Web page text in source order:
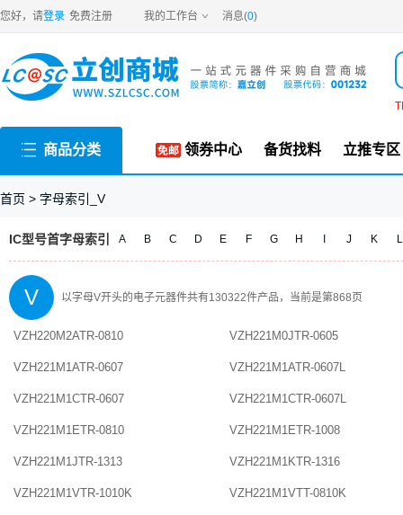
字母V 开头的电子元器件
您好，请登录 免费注册 我的工作台 消息(0)
TI
商品分类 领券中心 备货找料 立推专区
首页 > 字母索引_V
IC型号首字母索引 A B C D E F G H J K L
V 以字母V开头的电子元器件共有130322件产品，当前是第868 页
VZH220M2ATR-0810 VZH221M0JTR-0605
VZH221M1ATR-0607 VZH221M1ATR-0607L
VZH221M1CTR-0607 VZH221M1CTR-0607L
VZH221M1ETR-0810 VZH221M1ETR-1008
VZH221M1JTR-1313 VZH221M1KTR-1316
VZH221M1VTR-1010K VZH221M1VTT-0810K